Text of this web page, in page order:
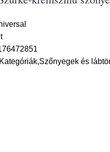
Kategóriák,Szőnyegek és